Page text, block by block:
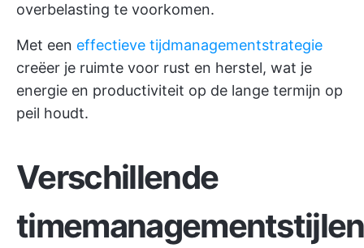
overbelasting te voorkomen.
Met een effectieve tijdmanagementstrategie
creëer je ruimte voor rust en herstel, wat je
energie en productiviteit op de lange termijn op
peil houdt.
Verschillende
timemanagementstijlen